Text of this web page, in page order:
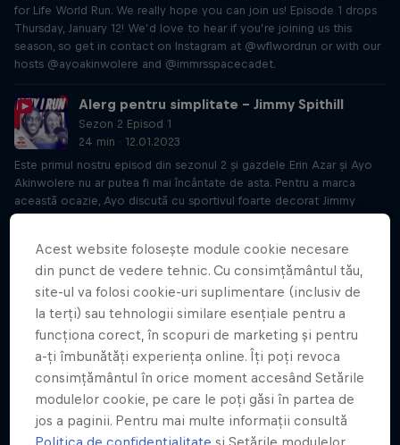
for Life World Run. We really hope you can join us! Episode 1 drops
Thursday, January 12! We’d love to hear if you’re joining us this
season, so get in contact on Instagram at @wflwordrun or with our
hosts @ayoakinwolere and @immrsspacecadet.
Alerg pentru simplitate – Jimmy Spithill
Sezon 2 Episod 1
24 min · 12.01.2023
Este primul nostru episod din sezonul 2 și gazdele Erin Azar și Ayo
Akinwolere nu ar putea fi mai încântate de asta. Pentru a marca
această ocazie, Ayo discută cu sportivul foarte decorat Jimmy
Spithill. Jimmy a câștigat campionate mondiale, a fost numit
turneul global SailGP. Spithill ne povestește despre cum a crescut și
cum folosește alergarea pentru a reveni la elementele de bază în
călătoriile sale aglomerate.
Alerg pentru euforie – Lucy Charles-Barclay
Sezon 2 Episod 2
28 min · 26.01.2023
Ai simțit vreodată euforia după ce ai tras de tine să faci ceva? Ei
bine, acest lucru este realizabil, indiferent cine ești, potrivit
invitatului din această săptămână, multipla campioană Ironman, Lucy
Acest website folosește module cookie necesare
din punct de vedere tehnic. Cu consimțământul tău,
site-ul va folosi cookie-uri suplimentare (inclusiv de
la terți) sau tehnologii similare esențiale pentru a
funcționa corect, în scopuri de marketing și pentru
a-ți îmbunătăți experiența online. Îți poți revoca
consimțământul în orice moment accesând Setările
modulelor cookie, pe care le poți găsi în partea de
jos a paginii. Pentru mai multe informații consultă
Politica de confidențialitateși Setările modulelor